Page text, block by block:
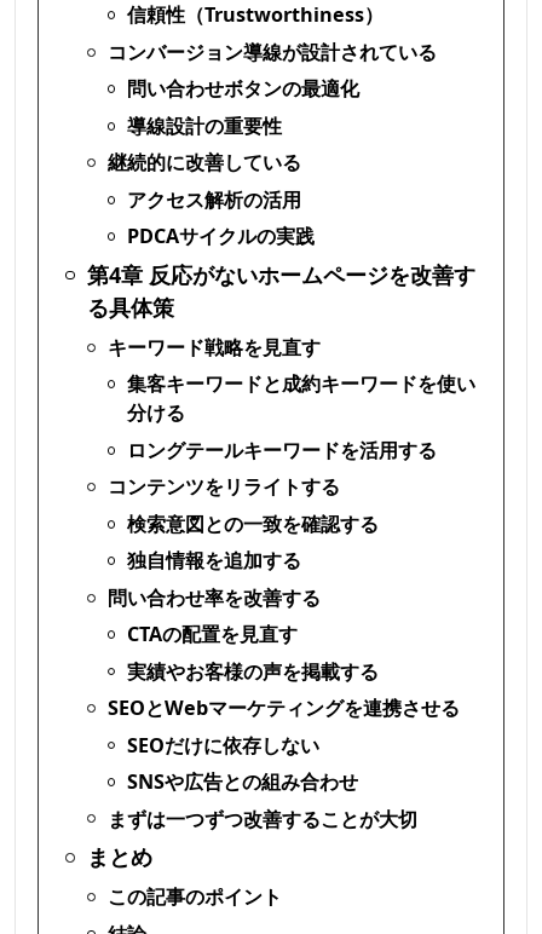
信頼性（Trustworthiness）
コンバージョン導線が設計されている
問い合わせボタンの最適化
導線設計の重要性
継続的に改善している
アクセス解析の活用
PDCAサイクルの実践
第4章 反応がないホームページを改善す
る具体策
キーワード戦略を見直す
集客キーワードと成約キーワードを使い
分ける
ロングテールキーワードを活用する
コンテンツをリライトする
検索意図との一致を確認する
独自情報を追加する
問い合わせ率を改善する
CTAの配置を見直す
実績やお客様の声を掲載する
SEOとWebマーケティングを連携させる
SEOだけに依存しない
SNSや広告との組み合わせ
まずは一つずつ改善することが大切
まとめ
この記事のポイント